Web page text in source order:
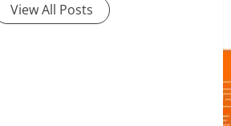
View All Posts